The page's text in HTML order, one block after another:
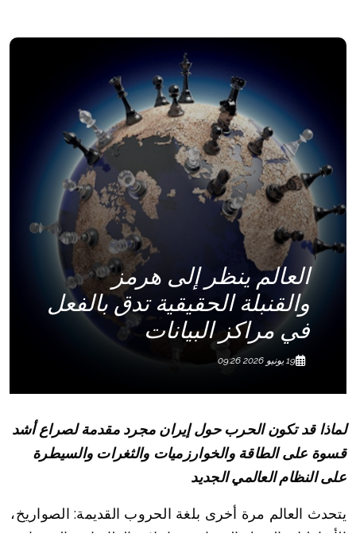
العالم ينظر إلى هرمز
والقنبلة الحقيقية تدق بالفعل
في مراكز البيانات
19 يونيو 2026 09:26
لماذا قد تكون الحرب حول إيران مجرد مقدمة لصراع أشد
قسوة على الطاقة والخوارزميات والثغرات والسيطرة
على النظام العالمي الجديد
يتحدث العالم مرة أخرى بلغة الحروب القديمة: الصواريخ،
الأساطيل، النفط، المضايق، حاملات الطائرات، العقوبات،